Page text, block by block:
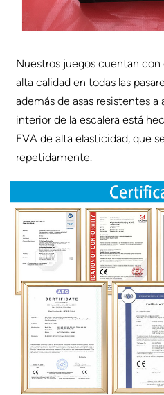
Nuestros juegos cuentan con
alta calidad en todas las
además de asas resistentes a
interior de la escalera está
EVA de alta elasticidad, que
repetidamente.